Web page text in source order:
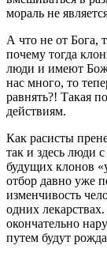
мораль не
А что не от Бога,
почему тогда
люди и имеют
нас много, то
равнять?! Такая
действиям.
Как расисты
так и здесь люди
будущих клонов
отбор давно уже
изменчивость
одних
окончательно
путем будут